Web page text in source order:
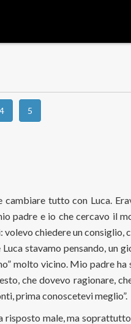
4 5
cambiare tutto con Luca.
padre e io che cercavo il
chiedere un consiglio,
stavamo pensando, un
molto vicino. Mio padre ha
che dovevo ragionare,
prima conoscetevi meglio”.
risposto male, ma